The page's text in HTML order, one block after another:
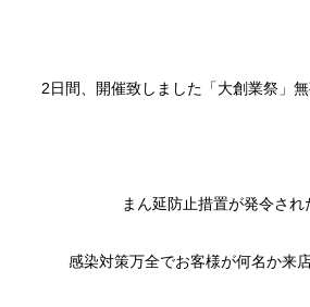
2日間、開催致しました「大創業祭」
まん延防止措置が発令され
感染対策万全でお客様が何名か来